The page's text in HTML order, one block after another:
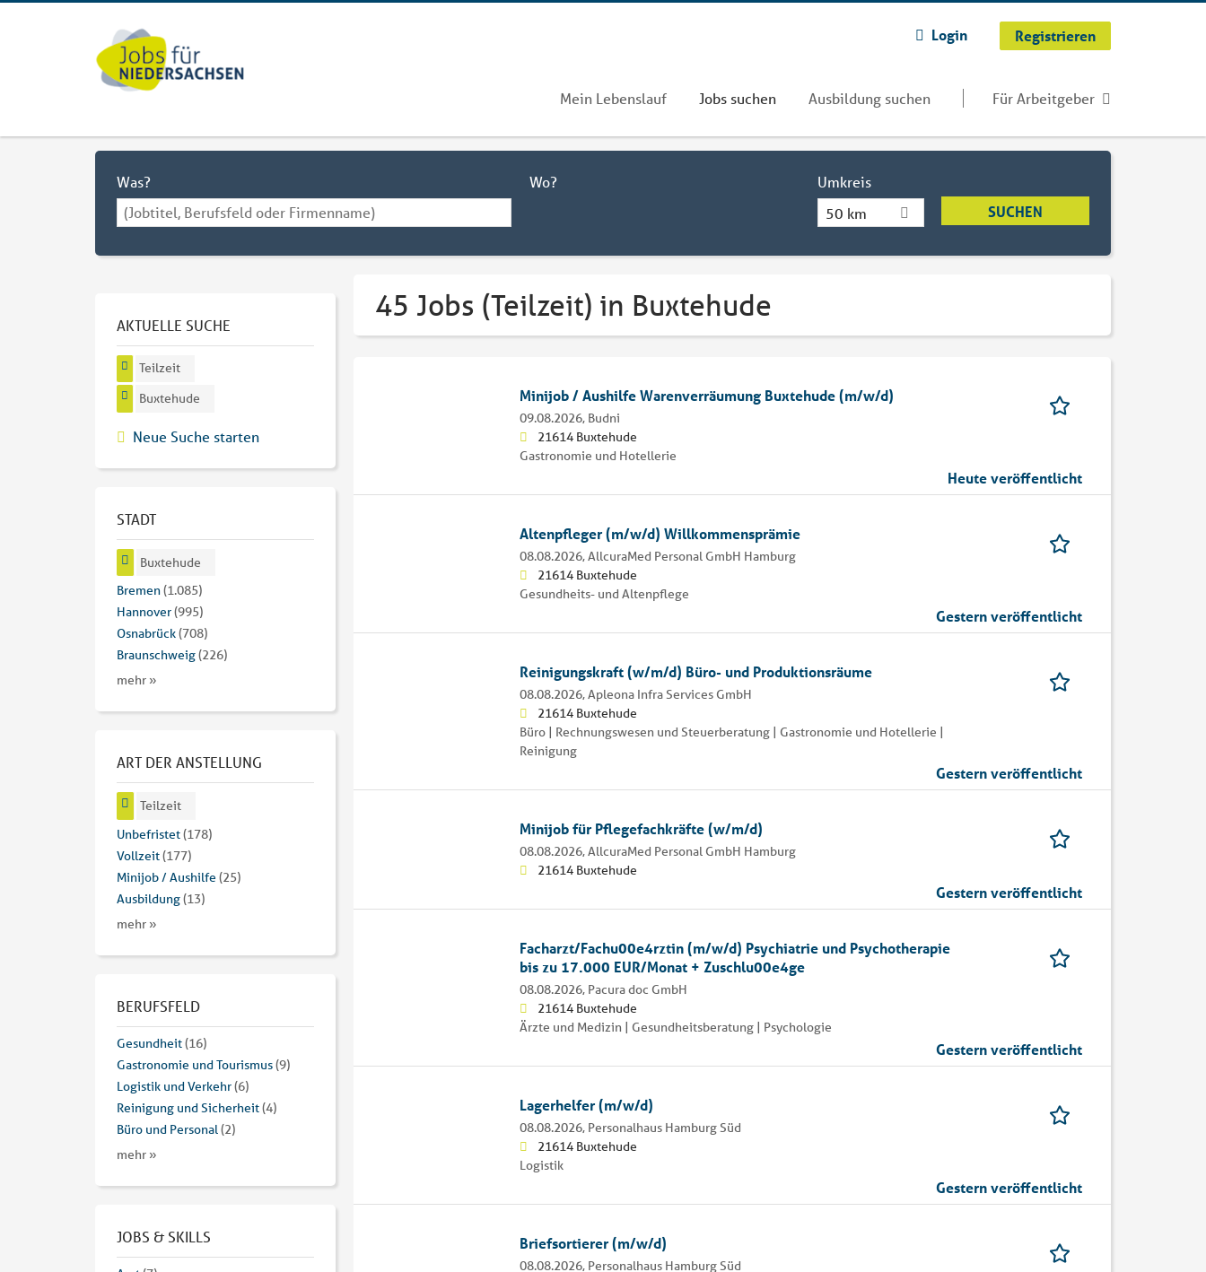
Login Registrieren
Mein Lebenslauf Jobs suchen Ausbildung suchen Für Arbeitgeber
Was? Wo?
Umkreis
50 km
45 Jobs (Teilzeit) in Buxtehude
Minijob / Aushilfe Warenverräumung Buxtehude (m/w/d)
09.08.2026, Budni
21614 Buxtehude
Gastronomie und Hotellerie
Heute veröffentlicht
Altenpfleger (m/w/d) Willkommensprämie
08.08.2026,AllcuraMed Personal GmbH Hamburg
21614 Buxtehude
Gesundheits- und Altenpflege
Gestern veröffentlicht
Reinigungskraft (w/m/d) Büro- und Produktionsräume
08.08.2026,Apleona Infra Services GmbH
21614 Buxtehude
Büro | Rechnungswesen und Steuerberatung | Gastronomie und Hotellerie |
Reinigung
Gestern veröffentlicht
Minijob für Pflegefachkräfte (w/m/d)
08.08.2026,AllcuraMed Personal GmbH Hamburg
21614 Buxtehude
Gestern veröffentlicht
Facharzt/Fachu00e4rztin (m/w/d) Psychiatrie und Psychotherapie
bis zu 17.000 EUR/Monat + Zuschlu00e4ge
08.08.2026, Pacura doc GmbH
21614 Buxtehude
Ärzte und Medizin | Gesundheitsberatung | Psychologie
Gestern veröffentlicht
Lagerhelfer (m/w/d)
08.08.2026, Personalhaus Hamburg Süd
21614 Buxtehude
Logistik
Gestern veröffentlicht
Briefsortierer (m/w/d)
08.08.2026, Personalhaus Hamburg Süd
AKTUELLE SUCHE
Teilzeit
Buxtehude
Neue Suche starten
STADT
Buxtehude
Bremen(1.085)
Hannover(995)
Osnabrück(708)
Braunschweig(226)
mehr »
ART DER ANSTELLUNG
Teilzeit
Unbefristet(178)
Vollzeit(177)
Minijob / Aushilfe (25)
Ausbildung(13)
mehr »
BERUFSFELD
Gesundheit(16)
Gastronomie und Tourismus(9)
Logistik und Verkehr(6)
Reinigung und Sicherheit(4)
Büro und Personal(2)
mehr »
JOBS & SKILLS